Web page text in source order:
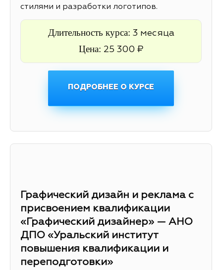
стилями и разработки логотипов.
Длительность курса: 3 месяца
Цена: 25 300 ₽
ПОДРОБНЕЕ О КУРСЕ
Графический дизайн и реклама с
присвоением квалификации
«Графический дизайнер» — АНО
ДПО «Уральский институт
повышения квалификации и
переподготовки»